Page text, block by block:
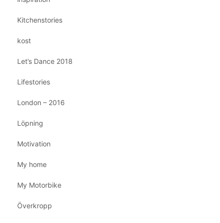
Kitchenstories
kost
Let’s Dance 2018
Lifestories
London – 2016
Löpning
Motivation
My home
My Motorbike
Överkropp